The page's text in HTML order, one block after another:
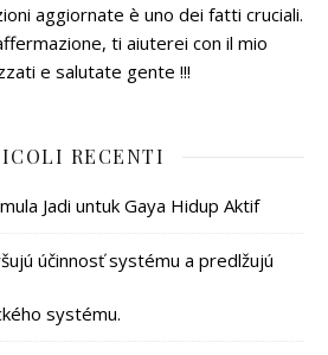
aggiornate è uno dei fatti cruciali.
ti aiuterei con il mio
e salutate gente !!!
RECENTI
Jadi untuk Gaya Hidup Aktif
účinnosť systému a predlžujú
systému.